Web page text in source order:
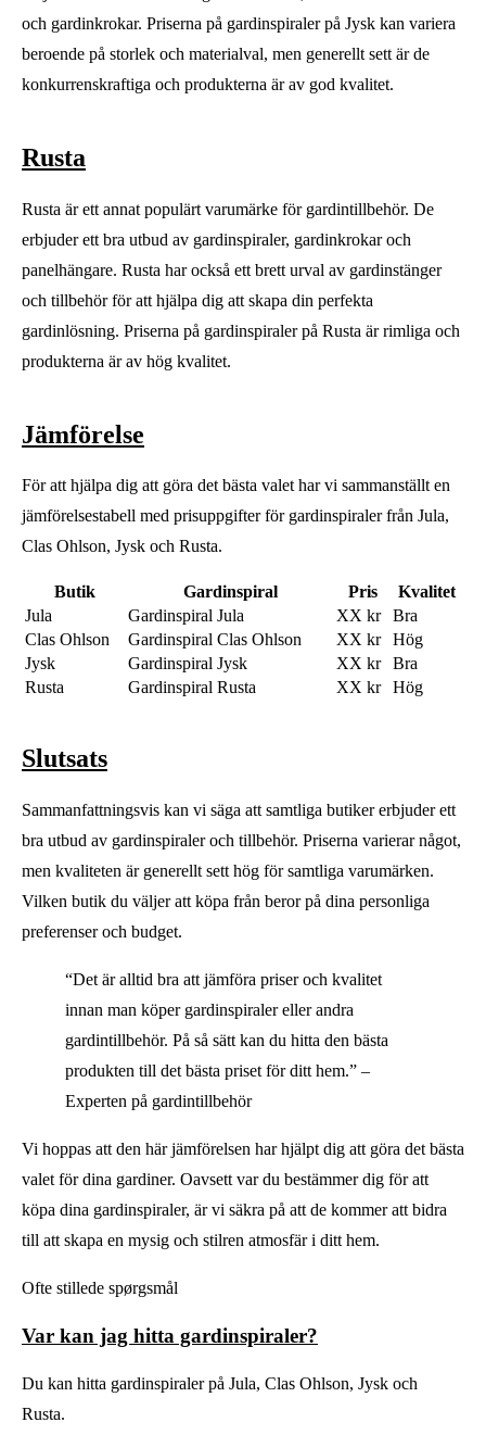
och gardinkrokar. Priserna på gardinspiraler på Jysk kan variera
beroende på storlek och materialval, men generellt sett är de
konkurrenskraftiga och produkterna är av god kvalitet.
Rusta
Rusta är ett annat populärt varumärke för gardintillbehör. De
erbjuder ett bra utbud av gardinspiraler, gardinkrokar och
panelhängare. Rusta har också ett brett urval av gardinstänger
och tillbehör för att hjälpa dig att skapa din perfekta
gardinlösning. Priserna på gardinspiraler på Rusta är rimliga och
produkterna är av hög kvalitet.
Jämförelse
För att hjälpa dig att göra det bästa valet har vi sammanställt en
jämförelsestabell med prisuppgifter för gardinspiraler från Jula,
Clas Ohlson, Jysk och Rusta.
Butik Gardinspiral Pris
Kvalitet
Jula
Gardinspiral Jula XX kr
Bra
Clas Ohlson
Gardinspiral Clas Ohlson XX kr
Hög
Jysk
Gardinspiral Jysk XX kr
Bra
Rusta
Gardinspiral Rusta XX kr Hög
Slutsats
Sammanfattningsvis kan vi säga att samtliga butiker erbjuder ett
bra utbud av gardinspiraler och tillbehör. Priserna varierar något,
men kvaliteten är generellt sett hög för samtliga varumärken.
Vilken butik du väljer att köpa från beror på dina personliga
preferenser och budget.
“Det är alltid bra att jämföra priser och kvalitet
innan man köper gardinspiraler eller andra
gardintillbehör. På så sätt kan du hitta den bästa
produkten till det bästa priset för ditt hem.” –
Experten på gardintillbehör
Vi hoppas att den här jämförelsen har hjälpt dig att göra det bästa
valet för dina gardiner. Oavsett var du bestämmer dig för att
köpa dina gardinspiraler, är vi säkra på att de kommer att bidra
till att skapa en mysig och stilren atmosfär i ditt hem.
Ofte stillede spørgsmål
Var kan jag hitta gardinspiraler?
Du kan hitta gardinspiraler på Jula, Clas Ohlson, Jysk och
Rusta.